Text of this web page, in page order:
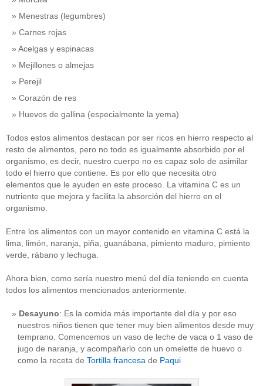
Menestras (legumbres)
Carnes rojas
Acelgas y espinacas
Mejillones o almejas
Perejil
Corazón de res
Huevos de gallina (especialmente la yema)
Todos estos alimentos destacan por ser ricos en hierro respecto al
resto de alimentos, pero no todo es igualmente absorbido por el
organismo, es decir, nuestro cuerpo no es capaz solo de asimilar
todo el hierro que contiene. Es por ello que necesita otro
elementos que le ayuden en este proceso. La vitamina C es un
nutriente que mejora y facilita la absorción del hierro en el
organismo.
Entre los alimentos con un mayor contenido en vitamina C está la
lima, limón, naranja, piña, guanábana, pimiento maduro, pimiento
verde, rábano y lechuga.
Ahora bien, como sería nuestro menú del día teniendo en cuenta
todos los alimentos mencionados anteriormente.
Desayuno: Es la comida más importante del día y por eso
nuestros niños tienen que tener muy bien alimentos desde muy
temprano. Comencemos un vaso de leche de vaca o 1 vaso de
jugo de naranja, y acompañarlo con un omelette de huevo o
como la receta de Tortilla francesa de Paqui